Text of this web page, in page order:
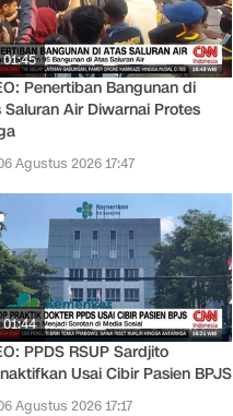
01:45
Penertiban Bangunan di
Saluran Air Diwarnai Protes
Agustus 2026 17:47
01:44
PPDS RSUP Sardjito
Usai Cibir Pasien BPJS
Agustus 2026 17:17